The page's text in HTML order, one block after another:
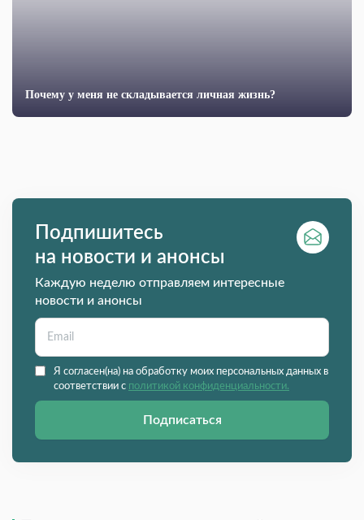
Почему у меня не складывается личная жизнь?
Подпишитесь
на новости и анонсы
Каждую неделю отправляем интересные
новости и анонсы
Я согласен(на) на обработку моих персональных данных в
соответствии с политикой конфиденциальности.
Подписаться